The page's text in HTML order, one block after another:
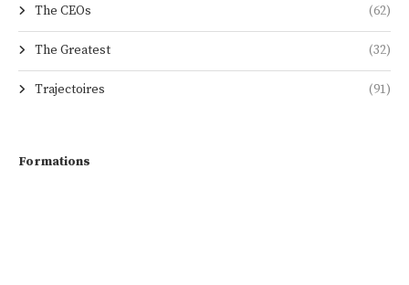
The CEOs (62)
The Greatest (32)
Trajectoires (91)
Formations